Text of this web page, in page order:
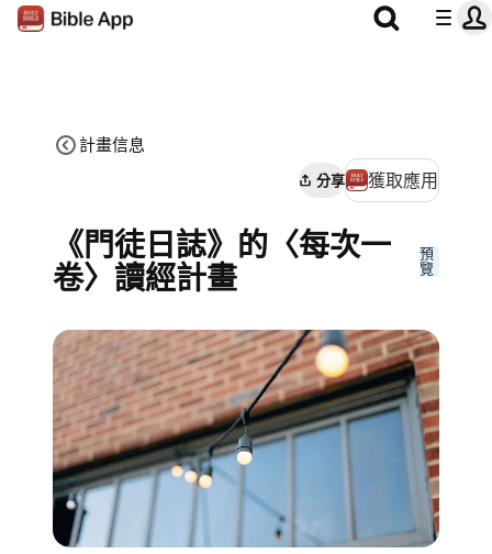
計畫信息
分享 獲取應用
《門徒日誌》的〈每次一
卷〉讀經計畫
預
覽